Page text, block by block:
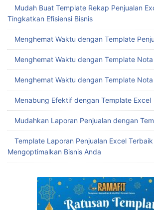
Mudah Buat Template Rekap Penjualan
Tingkatkan Efisiensi Bisnis
Menghemat Waktu dengan Template
Menghemat Waktu dengan Template
Menghemat Waktu dengan Template
Menabung Efektif dengan Template Excel
Mudahkan Laporan Penjualan dengan
Template Laporan Penjualan Excel
Mengoptimalkan Bisnis Anda